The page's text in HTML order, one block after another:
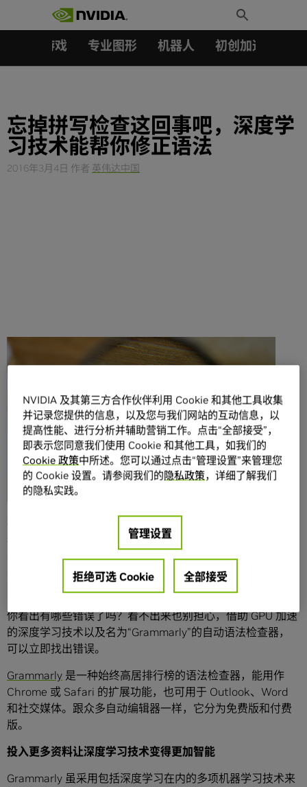
Toggle
Search
游戏 专业图形 机器人 初创加速会员成
忘掉拼写检查这回事吧，深度学
习技术能帮你修正语法
2016年3月4日 作者 英伟达中国
从自动驾驶汽车到环境感知机器人，人们运用深度学习技术
来解决全球范围内最棘手的技术问题。不过它不仅能用在这
些工具和发明上，还能修正你的语法。
年级英语老师也会气得疯掉：Its a scandal!Seven people
was arrested at they’re National Grammar Day party, after
they set a stack of mispelled word’s on fire.（大丑闻！七位
民众因在国家语法日派对烧掉一堆错字而被逮捕。）
你看出有哪些错误了吗？看不出来也别担心，借助 GPU 加速
的深度学习技术以及名为“Grammarly”的自动语法检查器，
可以立即找出错误。
Grammarly 是一种始终高居排行榜的语法检查器，能用作
Chrome 或 Safari 的扩展功能，也可用于 Outlook、Word
和社交媒体。跟众多自动编辑器一样，它分为免费版和付费
版。
投入更多资料让深度学习技术变得更加智能
Grammarly 虽采用包括深度学习在内的多项机器学习技术来
NVIDIA 及其第三方合作伙伴利用 Cookie 和其他工具收集
并记录您提供的信息，以及您与我们网站的互动信息，以
提高性能、进行分析并辅助营销工作。点击“全部接受”，
即表示您同意我们使用 Cookie 和其他工具，如我们的
Cookie 政策中所述。您可以通过点击“管理设置”来管理您
的 Cookie 设置。请参阅我们的隐私政策，详细了解我们
的隐私实践。
管理设置
拒绝可选 Cookie 全部接受